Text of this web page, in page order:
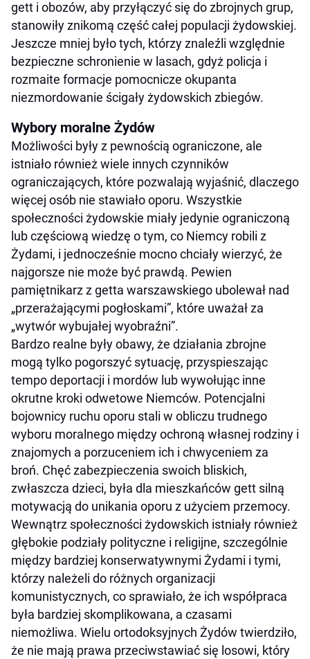
gett i obozów, aby przyłączyć się do zbrojnych grup,
stanowiły znikomą część całej populacji żydowskiej.
Jeszcze mniej było tych, którzy znaleźli względnie
bezpieczne schronienie w lasach, gdyż policja i
rozmaite formacje pomocnicze okupanta
niezmordowanie ścigały żydowskich zbiegów.
Wybory moralne Żydów
Możliwości były z pewnością ograniczone, ale
istniało również wiele innych czynników
ograniczających, które pozwalają wyjaśnić, dlaczego
więcej osób nie stawiało oporu. Wszystkie
społeczności żydowskie miały jedynie ograniczoną
lub częściową wiedzę o tym, co Niemcy robili z
Żydami, i jednocześnie mocno chciały wierzyć, że
najgorsze nie może być prawdą. Pewien
pamiętnikarz z getta warszawskiego ubolewał nad
„przerażającymi pogłoskami”, które uważał za
„wytwór wybujałej wyobraźni”.
Bardzo realne były obawy, że działania zbrojne
mogą tylko pogorszyć sytuację, przyspieszając
tempo deportacji i mordów lub wywołując inne
okrutne kroki odwetowe Niemców. Potencjalni
bojownicy ruchu oporu stali w obliczu trudnego
wyboru moralnego między ochroną własnej rodziny i
znajomych a porzuceniem ich i chwyceniem za
broń. Chęć zabezpieczenia swoich bliskich,
zwłaszcza dzieci, była dla mieszkańców gett silną
motywacją do unikania oporu z użyciem przemocy.
Wewnątrz społeczności żydowskich istniały również
głębokie podziały polityczne i religijne, szczególnie
między bardziej konserwatywnymi Żydami i tymi,
którzy należeli do różnych organizacji
komunistycznych, co sprawiało, że ich współpraca
była bardziej skomplikowana, a czasami
niemożliwa. Wielu ortodoksyjnych Żydów twierdziło,
że nie mają prawa przeciwstawiać się losowi, który